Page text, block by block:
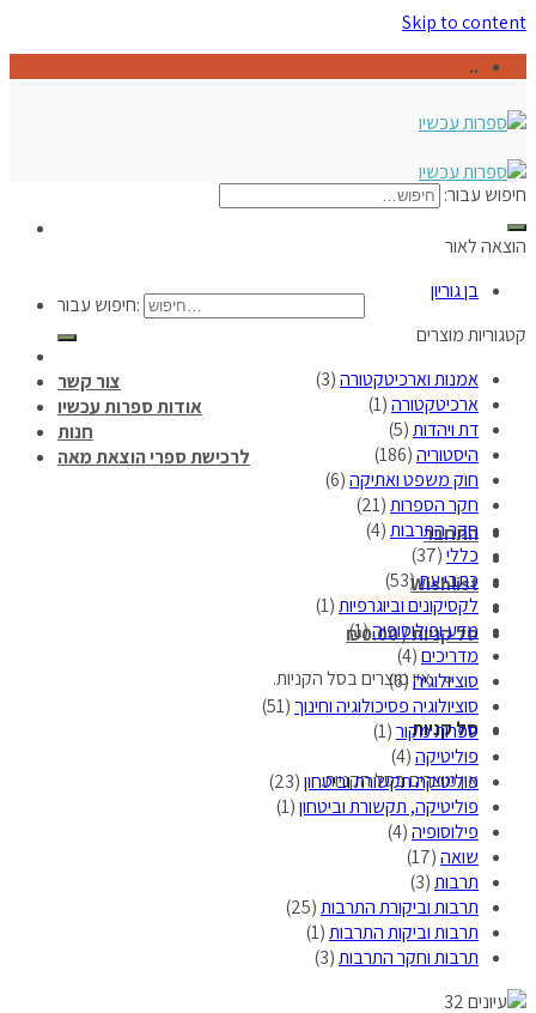
Skip to content
..
חיפוש עבור:
צור קשר
אודות ספרות עכשיו
חנות
לרכישת ספרי הוצאת מאה
התחבר
Wishlist
סל קניות /
₪0.00
אין מוצרים בסל הקניות.
סל קניות
אין מוצרים בסל הקניות.
חיפוש עבור:
הוצאה לאור
בן גוריון
קטגוריות מוצרים
אמנות וארכיטקטורה(3)
ארכיטקטורה(1)
דת ויהדות(5)
היסטוריה(186)
חוק משפט ואתיקה(6)
חקר הספרות(21)
חקר התרבות(4)
כללי(37)
כתבי עת(53)
לקסיקונים וביוגרפיות(1)
מדע ופילוסופיה(1)
מדריכים(4)
סוציולוגיה(6)
סוציולוגיה פסיכולוגיה וחינוך (51)
ספרות מקור(1)
פוליטיקה(4)
פוליטיקה תקשורת וביטחון(23)
פוליטיקה, תקשורת וביטחון(1)
פילוסופיה(4)
שואה(17)
תרבות(3)
תרבות וביקורת התרבות(25)
תרבות וביקות התרבות(1)
תרבות וחקר התרבות(3)